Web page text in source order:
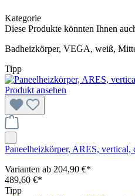
Kategorie
Diese Produkte könnten Ihnen
Badheizkörper, VEGA, weiß,
Tipp
Produkt ansehen
Paneelheizkörper, ARES, vertical,
Varianten ab 204,90 €*
489,60 €*
Tipp